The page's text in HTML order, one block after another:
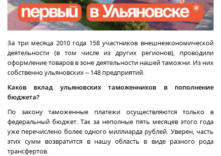
За три месяца 2010 года 158 участников внешнеэкономической
деятельности (в том числе из других регионов), проводили
оформление товаров в зоне деятельности нашей таможни. Из них
собственно ульяновских – 148 предприятий.
Каков вклад ульяновских таможенников в пополнение
бюджета?
По закону таможенные платежи осуществляются только в
федеральный бюджет. Так за неполные пять месяцев этого года
уже перечислено более одного миллиарда рублей. Уверен, часть
этих сумм возвратится в нашу область в виде разного рода
трансфертов.